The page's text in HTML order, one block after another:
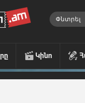
Կինո